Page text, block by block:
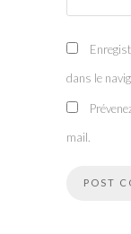
dans le
mail.